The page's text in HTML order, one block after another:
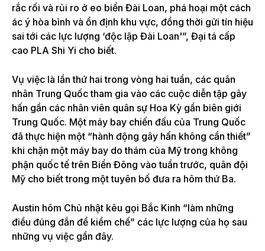
rắc rối và rủi ro ở eo biển Đài Loan, phá hoại một cách
ác ý hòa bình và ổn định khu vực, đồng thời gửi tín hiệu
sai tới các lực lượng ‘độc lập Đài Loan'”, Đại tá cấp
cao PLA Shi Yi cho biết.
Vụ việc là lần thứ hai trong vòng hai tuần, các quân
nhân Trung Quốc tham gia vào các cuộc diễn tập gây
hấn gần các nhân viên quân sự Hoa Kỳ gần biên giới
Trung Quốc. Một máy bay chiến đấu của Trung Quốc
đã thực hiện một “hành động gây hấn không cần thiết”
khi chặn một máy bay do thám của Mỹ trong không
phận quốc tế trên Biển Đông vào tuần trước, quân đội
Mỹ cho biết trong một tuyên bố đưa ra hôm thứ Ba.
Austin hôm Chủ nhật kêu gọi Bắc Kinh “làm những
điều đúng đắn để kiềm chế” các lực lượng của họ sau
những vụ việc gần đây.